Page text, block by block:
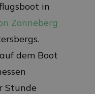
in
Zonneberg
dem Boot
Stunde